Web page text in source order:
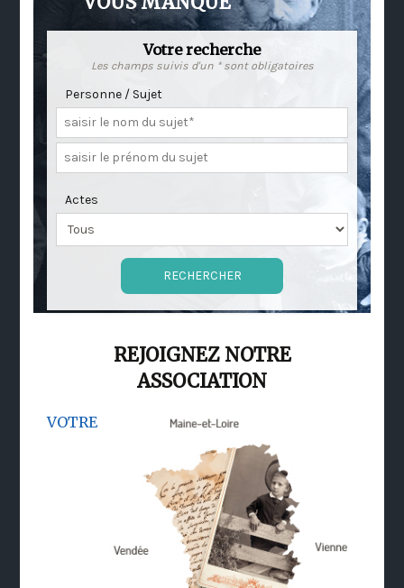
Votre recherche
Les champs suivis d'un * sont obligatoires
Personne / Sujet
Actes
REJOIGNEZ NOTRE
ASSOCIATION
VOTRE